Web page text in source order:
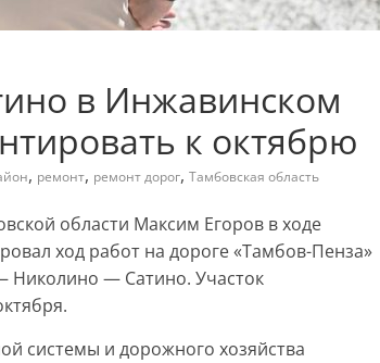
в Инжавинском
к октябрю
, ремонт, ремонт дорог, Тамбовская область
области Максим Егоров в ходе
ход работ на дороге «Тамбов-Пенза»
— Сатино. Участок
системы и дорожного хозяйства